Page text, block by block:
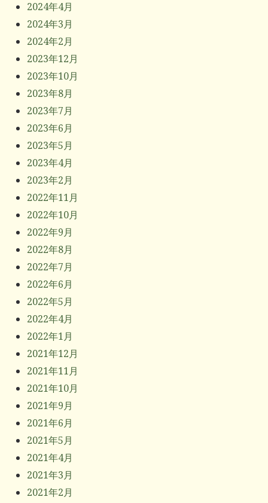
2024年4月
2024年3月
2024年2月
2023年12月
2023年10月
2023年8月
2023年7月
2023年6月
2023年5月
2023年4月
2023年2月
2022年11月
2022年10月
2022年9月
2022年8月
2022年7月
2022年6月
2022年5月
2022年4月
2022年1月
2021年12月
2021年11月
2021年10月
2021年9月
2021年6月
2021年5月
2021年4月
2021年3月
2021年2月